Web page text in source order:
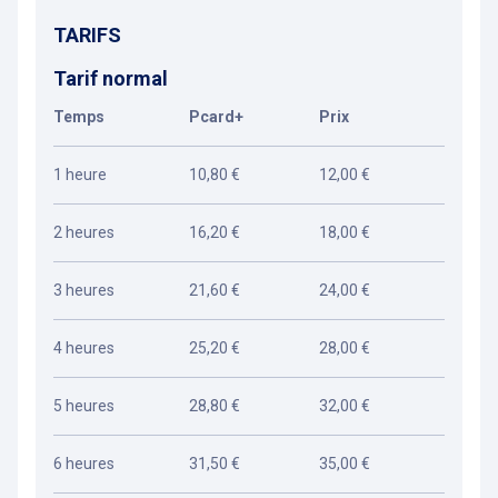
TARIFS
Tarif normal
Temps Pcard+ Prix
1 heure 10,80 € 12,00 €
2 heures 16,20 € 18,00 €
3 heures 21,60 € 24,00 €
4 heures 25,20 € 28,00 €
5 heures 28,80 € 32,00 €
6 heures 31,50 € 35,00 €